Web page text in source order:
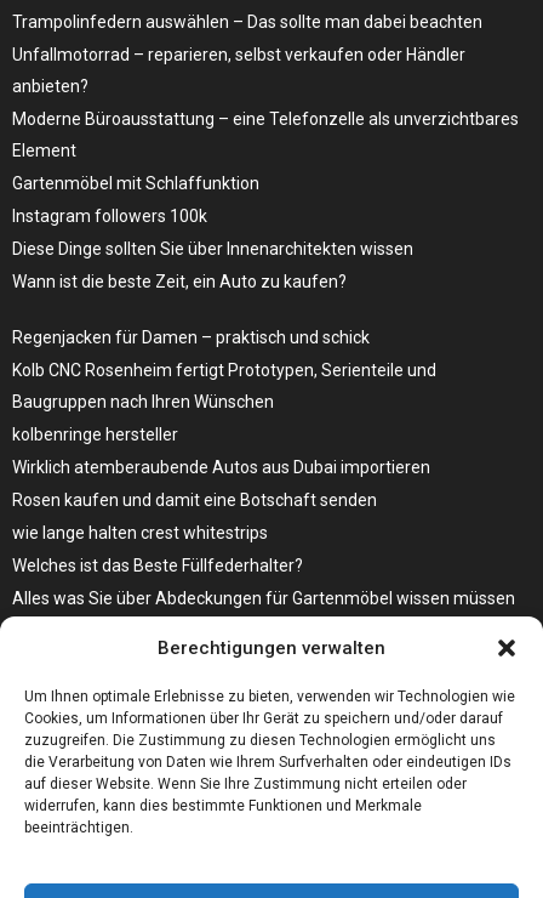
Berechtigungen verwalten
Um Ihnen optimale Erlebnisse zu bieten, verwenden wir Technologien wie
Cookies, um Informationen über Ihr Gerät zu speichern und/oder darauf
zuzugreifen. Die Zustimmung zu diesen Technologien ermöglicht uns
die Verarbeitung von Daten wie Ihrem Surfverhalten oder eindeutigen IDs
auf dieser Website. Wenn Sie Ihre Zustimmung nicht erteilen oder
widerrufen, kann dies bestimmte Funktionen und Merkmale
beeinträchtigen.
Trampolinfedern auswählen – Das sollte man dabei beachten
Unfallmotorrad – reparieren, selbst verkaufen oder Händler
anbieten?
Moderne Büroausstattung – eine Telefonzelle als unverzichtbares
Element
Gartenmöbel mit Schlaffunktion
Instagram followers 100k
Diese Dinge sollten Sie über Innenarchitekten wissen
Wann ist die beste Zeit, ein Auto zu kaufen?
Regenjacken für Damen – praktisch und schick
Kolb CNC Rosenheim fertigt Prototypen, Serienteile und
Baugruppen nach Ihren Wünschen
kolbenringe hersteller
Wirklich atemberaubende Autos aus Dubai importieren
Rosen kaufen und damit eine Botschaft senden
wie lange halten crest whitestrips
Welches ist das Beste Füllfederhalter?
Alles was Sie über Abdeckungen für Gartenmöbel wissen müssen
Bare Metal Server?